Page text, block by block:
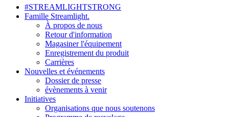
#STREAMLIGHTSTRONG
Famille Streamlight.
À propos de nous
Retour d'information
Magasiner l'équipement
Enregistrement du produit
Carrières
Nouvelles et événements
Dossier de presse
évènements à venir
Initiatives
Organisations que nous soutenons